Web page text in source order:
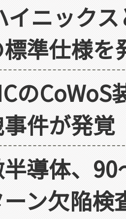
イニック
準仕様を
の
件が発覚
導体、
ン欠陥検